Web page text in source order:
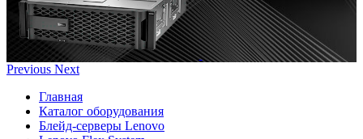
Previous Next
Главная
Каталог оборудования
Блейд-серверы Lenovo